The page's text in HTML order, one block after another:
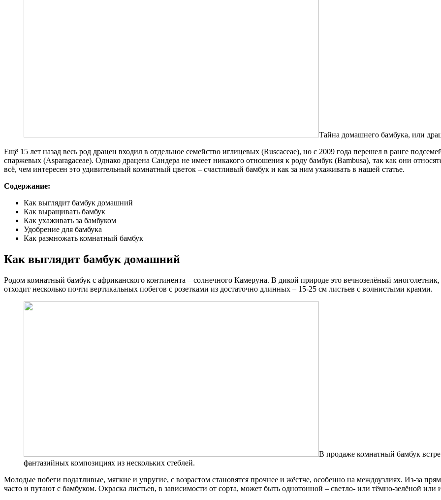
Тайна домашнего бамбука, или
Ещё 15 лет назад весь род драцен входил в отдельное семейство иглицевых (Ruscaceae), но с 2009 года перешел в ранге
спаржевых (Asparagaceae). Однако драцена Сандера не имеет никакого отношения к роду бамбук (Bambusa), так как они
всё, чем интересен это удивительный комнатный цветок – счастливый бамбук и как за ним ухаживать в нашей статье.
Содержание:
Как выглядит бамбук домашний
Как выращивать бамбук
Как ухаживать за бамбуком
Удобрение для бамбука
Как размножать комнатный бамбук
Как выглядит бамбук домашний
Родом комнатный бамбук с африканского континента – солнечного Камеруна. В дикой природе это вечнозелёный
отходит несколько почти вертикальных побегов с розетками из достаточно длинных – 15-25 см листьев с волнистыми краями.
В продаже комнатный бамбук
фантазийных композициях из нескольких стеблей.
Молодые побеги податливые, мягкие и упругие, с возрастом становятся прочнее и жёстче, особенно на междоузлиях. Из-за
часто и путают с бамбуком. Окраска листьев, в зависимости от сорта, может быть однотонной – светло- или тёмно-зелёной